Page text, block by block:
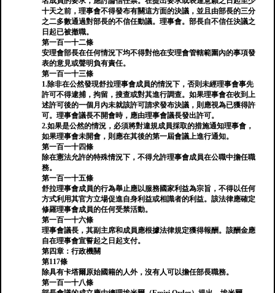
十天之前，理事會不得發布有關這方面的決議，並且由部長的三分
之二多數通過對部長的不信任動議。理事會。部長自不信任決議之
日起已被撤職。
第一百一十二條
安理會部長在任何情況下均不得對他在安理會管轄範圍內的事項發
表的意見或聲明負有責任。
第一百一十三條
1.除非在公然發現舒拉理事會成員的情況下，否則未經理事會事先
許可不得逮捕，拘留，搜查或對其進行調查。如果理事會在收到上
述許可後的一個月內未就該許可請求發布決議，則應視為已獲得許
可。理事會議長不開會時，應由理事會議長發出許可。
2.如果是公然的情況，必須將對違規成員採取的措施通知理事會，
如果理事會未開會，則應在其後的第一屆會議上進行通知。
第一百一十四條
除在憲法允許的特殊情況下，不得允許理事會成員在公職中擔任職
務。
第一百一十五條
舒拉理事會成員的行為舉止應以服務國家利益為宗旨，不得以任何
方式利用其官方立場促進自身利益或相識者的利益。該法律應確定
修羅理事會成員的任何受禁活動。
第一百一十六條
理事會議長，其副主席和成員應根據法律規定獲得報酬。該酬金應
自在理事會宣誓起之日起支付。
第四章：行政機關
第117條
除具有卡塔爾原始國籍的人外，沒有人可以擔任部長職務。
第一百一十八條